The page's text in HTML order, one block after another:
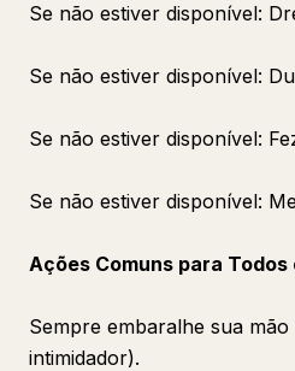
Se não estiver disponível:
Se não estiver disponível:
Se não estiver disponível:
Se não estiver disponível:
Ações Comuns para Todos
Sempre embaralhe sua
intimidador).